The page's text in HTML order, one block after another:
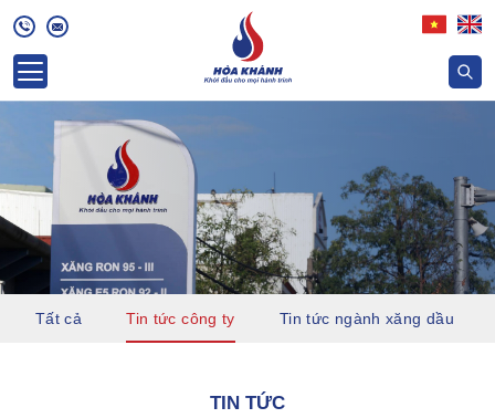
Tất cả Tin tức công ty Tin tức ngành xăng dầu
TIN TỨC